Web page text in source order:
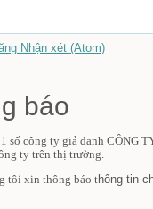
Nhận xét (Atom)
báo
số công ty giả danh CÔNG
ty trên thị trường.
tôi xin thông báo thông tin